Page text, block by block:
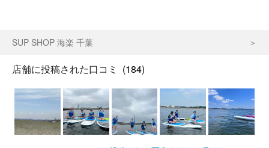
SUP SHOP 海楽 千葉
店舗に投稿された口コミ (184)